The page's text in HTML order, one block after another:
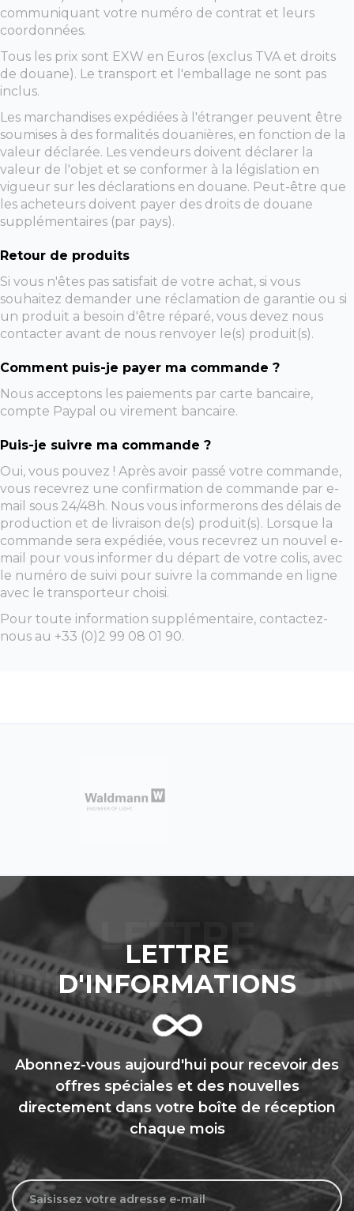
communiquant votre numéro de contrat et leurs
coordonnées.
Tous les prix sont EXW en Euros (exclus TVA et droits
de douane). Le transport et l'emballage ne sont pas
inclus.
Les marchandises expédiées à l'étranger peuvent être
soumises à des formalités douanières, en fonction de la
valeur déclarée. Les vendeurs doivent déclarer la
valeur de l'objet et se conformer à la législation en
vigueur sur les déclarations en douane. Peut-être que
les acheteurs doivent payer des droits de douane
supplémentaires (par pays).
Retour de produits
Si vous n'êtes pas satisfait de votre achat, si vous
souhaitez demander une réclamation de garantie ou si
un produit a besoin d'être réparé, vous devez nous
contacter avant de nous renvoyer le(s) produit(s).
Comment puis-je payer ma commande ?
Nous acceptons les paiements par carte bancaire,
compte Paypal ou virement bancaire.
Puis-je suivre ma commande ?
Oui, vous pouvez ! Après avoir passé votre commande,
vous recevrez une confirmation de commande par e-
mail sous 24/48h. Nous vous informerons des délais de
production et de livraison de(s) produit(s). Lorsque la
commande sera expédiée, vous recevrez un nouvel e-
mail pour vous informer du départ de votre colis, avec
le numéro de suivi pour suivre la commande en ligne
avec le transporteur choisi.
Pour toute information supplémentaire, contactez-
nous au +33 (0)2 99 08 01 90.
LETTRE
D'INFORMATIONS
Abonnez-vous aujourd'hui pour recevoir des
offres spéciales et des nouvelles
directement dans votre boîte de réception
chaque mois